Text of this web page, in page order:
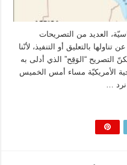
العديد من التصريحات
بالتعليق أو التنفيذ، لأنّنا
التصريح “الوَقِح” الذي أدلى به
الأمريكيّة مساء أمس الخميس
نرد …